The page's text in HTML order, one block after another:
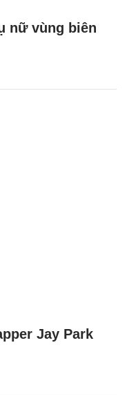
nữ vùng biên
Jay Park